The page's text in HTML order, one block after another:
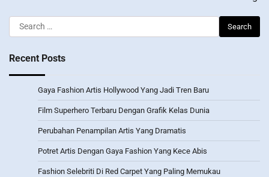
Search
for:
Recent Posts
Gaya Fashion Artis Hollywood Yang Jadi Tren Baru
Film Superhero Terbaru Dengan Grafik Kelas Dunia
Perubahan Penampilan Artis Yang Dramatis
Potret Artis Dengan Gaya Fashion Yang Kece Abis
Fashion Selebriti Di Red Carpet Yang Paling Memukau